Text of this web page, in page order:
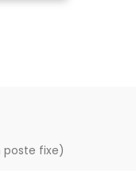
poste fixe)